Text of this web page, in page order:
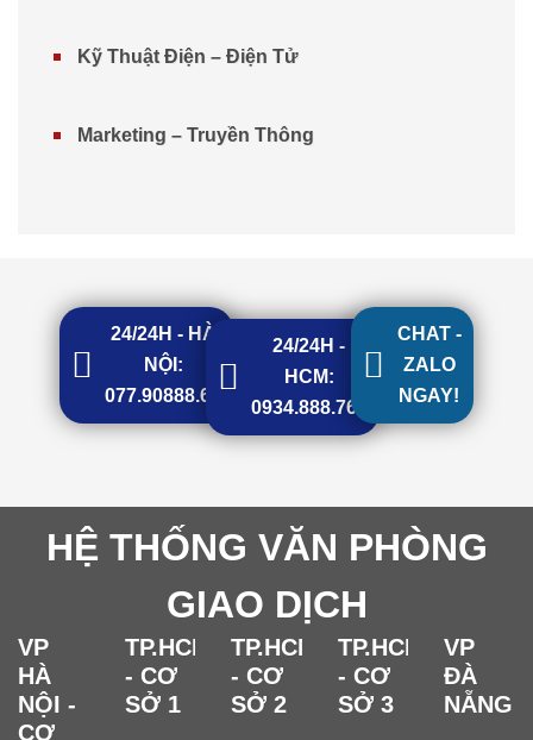
Kỹ Thuật Điện – Điện Tử
Marketing – Truyền Thông
24/24H - HÀ
NỘI:
077.90888.68
24/24H -
HCM:
0934.888.768
CHAT -
ZALO
NGAY!
HỆ THỐNG VĂN PHÒNG
GIAO DỊCH
VP
HÀ
NỘI -
CƠ
TP.HCM
- CƠ
SỞ 1
TP.HCM
- CƠ
SỞ 2
TP.HCM
- CƠ
SỞ 3
VP
ĐÀ
NẴNG